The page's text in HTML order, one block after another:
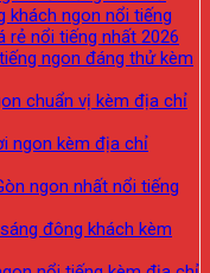
khách ngon nổi tiếng
rẻ nổi tiếng nhất 2026
ngon đáng thử kèm
chuẩn vị kèm địa chỉ
ngon kèm địa chỉ
ngon nhất nổi tiếng
đông khách kèm